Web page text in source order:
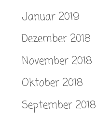
Januar 2019
Dezember 2018
November 2018
Oktober 2018
September 2018